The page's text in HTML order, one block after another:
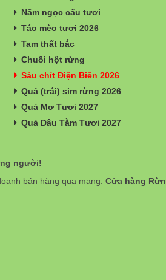
Nấm ngọc cẩu tươi
Táo mèo tươi 2026
Tam thất bắc
Chuối hột rừng
Sâu chít Điện Biên 2026
Quả (trái) sim rừng 2026
Quả Mơ Tươi 2027
Quả Dâu Tằm Tươi 2027
người!
bán hàng qua mạng. Cửa hàng